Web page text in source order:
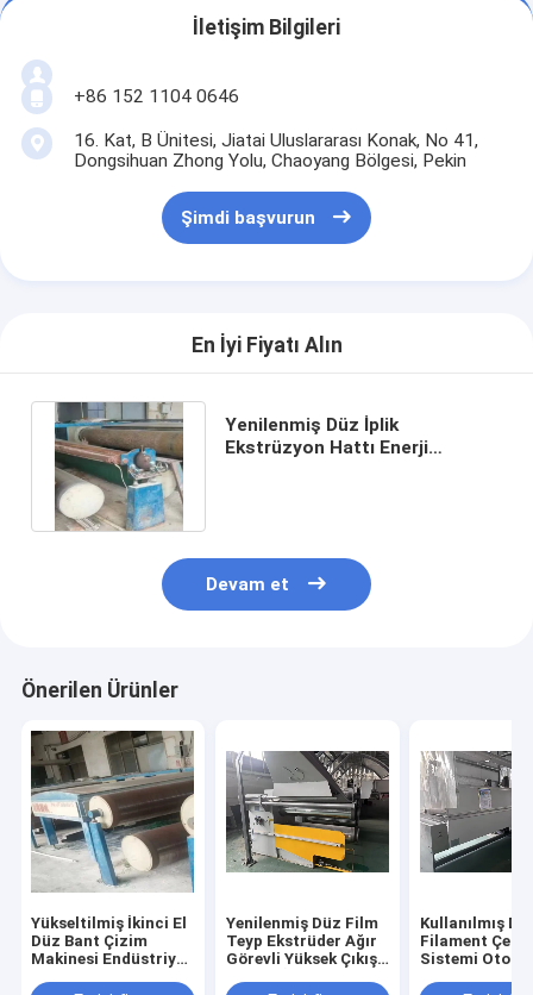
İletişim Bilgileri
+86 152 1104 0646
16. Kat, B Ünitesi, Jiatai Uluslararası Konak, No 41,
Dongsihuan Zhong Yolu, Chaoyang Bölgesi, Pekin
Şimdi başvurun
En İyi Fiyatı Alın
Yenilenmiş Düz İplik
Ekstrüzyon Hattı Enerji
Devam et
Önerilen Ürünler
Yükseltilmiş İkinci El
Düz Bant Çizim
Makinesi Endüstriyel
Yenilenmiş Düz Film
Teyp Ekstrüder Ağır
Görevli Yüksek Çıkışlı
Kullanılmış
Filament
Sistemi